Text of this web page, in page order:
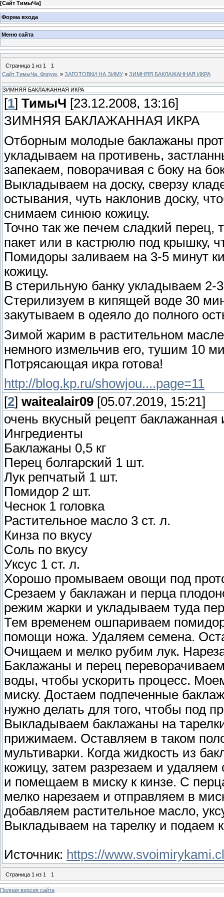
[Сайт ТимыЧа]
Форма входа
Меню сайта
Страница 1 из 1
1
Сайт ТимыЧа. Форум. » ЗАГОТОВКИ НА ЗИМУ » ЗИМНЯЯ БАКЛАЖАННАЯ ИКРА
ЗИМНЯЯ БАКЛАЖАННАЯ ИКРА
[1] ТимыЧ [23.12.2008, 13:16]
ЗИМНЯЯ БАКЛАЖАННАЯ ИКРА
Отборным молодые баклажаны
укладываем на противень,
запекаем, поворачивая с боку на
Выкладываем на доску, сверзу
остывания, чуть наклонив доску,
снимаем синюю кожицу.
Точно так же печем сладкий перец,
пакет или в кастрюлю под крышку,
Помидоры заливаем на 3-5 минут
кожицу.
В стерильную банку укладываем
Стерилизуем в кипящей воде 30
закутываем в одеяло до полного
Зимой жарим в растительном
немного измельчив его, тушим 10
Потрясающая икра готова!
http://blog.kp.ru/showjou....page=11
[2] waitealair09 [05.07.2019, 15:21]
очень вкусный рецепт баклажанная
Ингредиенты
Баклажаны 0,5 кг
Перец болгарский 1 шт.
Лук репчатый 1 шт.
Помидор 2 шт.
Чеснок 1 головка
Растительное масло 3 ст. л.
Кинза по вкусу
Соль по вкусу
Уксус 1 ст. л.
Хорошо промываем овощи под
Срезаем у баклажан и перца
режим жарки и укладываем туда
Тем временем ошпариваем
помощи ножа. Удаляем семена.
Очищаем и мелко рубим лук.
Баклажаны и перец
воды, чтобы ускорить процесс.
миску. Достаем подпеченные
нужно делать для того, чтобы под
Выкладываем баклажаны на
прижимаем. Оставляем в таком
мультиварки. Когда жидкость из
кожицу, затем разрезаем и
и помещаем в миску к кинзе. С
мелко нарезаем и отправляем в
добавляем растительное масло,
Выкладываем на тарелку и подаем
Источник: https://
Страница 1 из 1 1
Полная версия сайта